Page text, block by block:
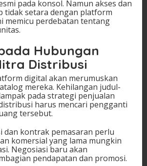
pada konsol. Namun akses dan
tidak setara dengan platform
memicu perdebatan tentang
Hubungan
Distribusi
digital akan merumuskan
mereka. Kehilangan judul-
pada strategi penjualan
harus mencari pengganti
tersebut.
dan kontrak pemasaran perlu
komersial yang lama mungkin
Negosiasi baru akan
pendapatan dan promosi.